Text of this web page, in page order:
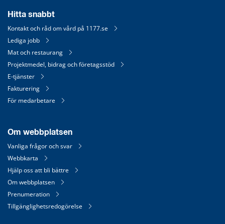
Hitta snabbt
Kontakt och råd om vård på 1177.se
Lediga jobb
Mat och restaurang
Projektmedel, bidrag och företagsstöd
E-tjänster
Fakturering
För medarbetare
Om webbplatsen
Vanliga frågor och svar
Webbkarta
Hjälp oss att bli bättre
Om webbplatsen
Prenumeration
Tillgänglighetsredogörelse